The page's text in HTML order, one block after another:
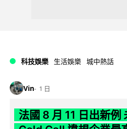
科技娛樂 生活娛樂 城中熱話
Vin 1 日
法國 8 月 11 日出新例